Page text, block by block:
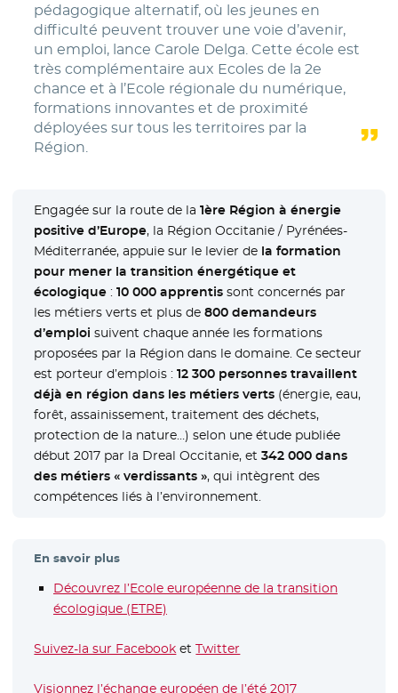
pédagogique alternatif, où les jeunes en
difficulté peuvent trouver une voie d’avenir,
un emploi, lance Carole Delga. Cette école est
très complémentaire aux Ecoles de la 2e
chance et à l’Ecole régionale du numérique,
formations innovantes et de proximité
déployées sur tous les territoires par la
Région.
Engagée sur la route de la1ère Région à énergie
positive d’Europe, la Région Occitanie / Pyrénées-
Méditerranée, appuie sur le levier de la formation
pour mener la transition énergétique et
écologique :10 000 apprentis sont concernés par
les métiers verts et plus de800 demandeurs
d’emploi suivent chaque année les formations
proposées par la Région dans le domaine. Ce secteur
est porteur d’emplois :12 300 personnes travaillent
déjà en région dans les métiers verts (énergie, eau,
forêt, assainissement, traitement des déchets,
protection de la nature…) selon une étude publiée
début 2017 par la Dreal Occitanie, et342 000 dans
des métiers « verdissants », qui intègrent des
compétences liés à l’environnement.
En savoir plus
Découvrez l’Ecole européenne de la transition
écologique (ETRE)
Suivez-la sur Facebook - Nouvelle fenêtre
etTwitter
Visionnez l’échange européen de l’été 2017